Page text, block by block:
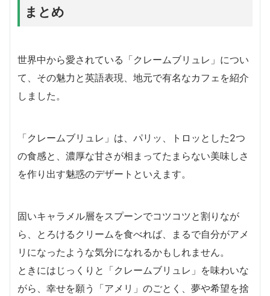
まとめ
世界中から愛されている「クレームブリュレ」につい
て、その魅力と英語表現、地元で有名なカフェを紹介
しました。
「クレームブリュレ」は、パリッ、トロッとした2つ
の食感と、濃厚な甘さが相まってたまらない美味しさ
を作り出す魅惑のデザートといえます。
固いキャラメル層をスプーンでコツコツと割りなが
ら、とろけるクリームを食べれば、まるで自分がアメ
リになったような気分になれるかもしれません。
ときにはじっくりと「クレームブリュレ」を味わいな
がら、幸せを願う「アメリ」のごとく、夢や希望を捨